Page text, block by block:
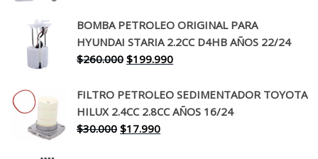
original
era:
$650.000.
actual
es:
$519.990.
BOMBA PETROLEO ORIGINAL PARA
HYUNDAI STARIA 2.2CC D4HB AÑOS 22/24
$260.000 El
original
era:
$260.000.
$199.990El
actual
es:
FILTRO PETROLEO SEDIMENTADOR TOYOTA
HILUX 2.4CC 2.8CC AÑOS 16/24
$30.000 El
$17.990El